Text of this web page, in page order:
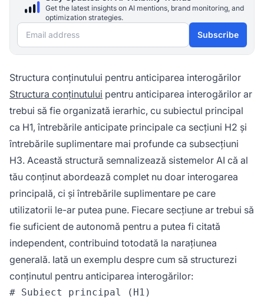
Get the latest insights on AI mentions, brand monitoring, and
optimization strategies.
Email address Subscribe
Structura conținutului pentru anticiparea interogărilor
Structura conținutului pentru anticiparea interogărilor ar
trebui să fie organizată ierarhic, cu subiectul principal
ca H1, întrebările anticipate principale ca secțiuni H2 și
întrebările suplimentare mai profunde ca subsecțiuni
H3. Această structură semnalizează sistemelor AI că al
tău conținut abordează complet nu doar interogarea
principală, ci și întrebările suplimentare pe care
utilizatorii le-ar putea pune. Fiecare secțiune ar trebui să
fie suficient de autonomă pentru a putea fi citată
independent, contribuind totodată la narațiunea
generală. Iată un exemplu despre cum să structurezi
conținutul pentru anticiparea interogărilor:
# Subiect principal (H1)